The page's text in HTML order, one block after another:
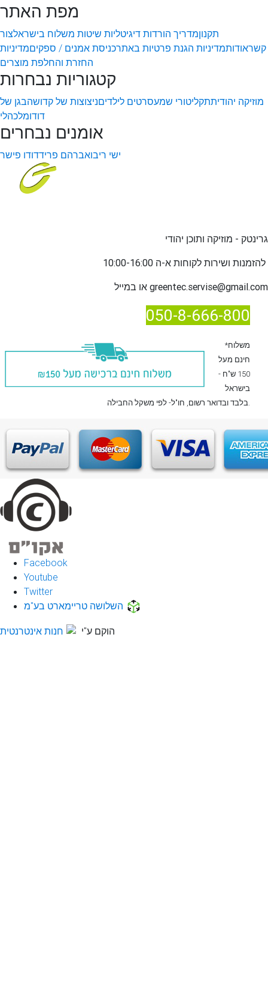
מפת האתר
תקנוןמדריך הורדות דיגיטליות שיטות משלוח בישראלצור
קשראודותמדיניות הגנת פרטיות באתרכניסת אמנים / ספקיםמדיניות
החזרת והחלפת מוצרים
קטגוריות נבחרות
מוזיקה יהודיתתקליטורי שמעסרטים לילדיםניצוצות של קדושהבגן של
דודומלכהלי
אומנים נבחרים
ישי ריבואברהם פרידדודו פישר
גרינטק - מוזיקה ותוכן יהודי
להזמנות ו
greentec.servise@gmail.com
050-8-666-800
*משלוח
חינם מעל
150 ש"ח -
בישראל
בלבדובדואר רשום , חו"ל- לפי משקל החבילה.
Facebook
Youtube
Twitter
השלושה טריימארט בע"מ
הוקם ע"י חנות אינטרנטית